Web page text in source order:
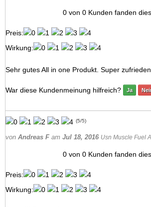
0 von 0 Kunden fanden
Preis:
Wirkung:
Sehr gutes All in one Produkt. Super zufrieden.
War diese Kundenmeinung hilfreich? Ja
(5/5)
von Andreas F am Jul 18, 2016 Usn Muscle Fuel
0 von 0 Kunden fanden
Preis:
Wirkung: